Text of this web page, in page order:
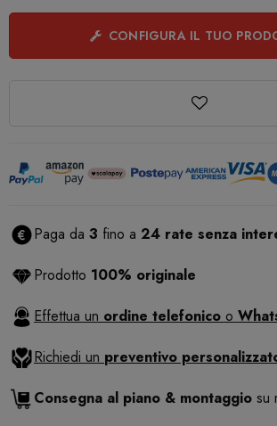
CONFIGURA IL TUO
Paga da 3 fino a 24 rate senza
Prodotto 100% originale
Effettua un ordine telefonico o
Richiedi un preventivo
Consegna al piano & montaggio su